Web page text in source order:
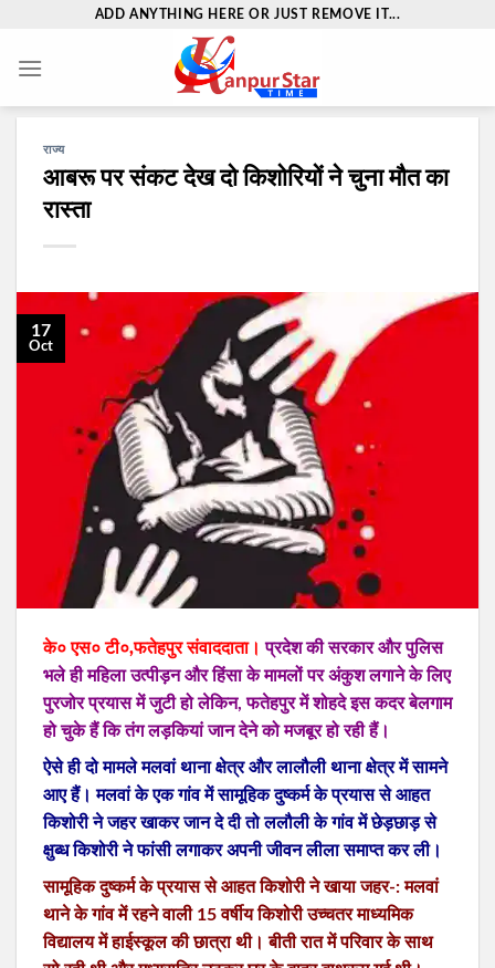
content
ADD ANYTHING HERE OR JUST REMOVE IT...
राज्य
आबरू पर संकट देख दो किशोरियों ने चुना मौत का
रास्ता
17
Oct
के० एस० टी०,फतेहपुर संवाददाता। प्रदेश की सरकार और पुलिस
भले ही महिला उत्पीड़न और हिंसा के मामलों पर अंकुश लगाने के लिए
पुरजोर प्रयास में जुटी हो लेकिन, फतेहपुर में शोहदे इस कदर बेलगाम
हो चुके हैं कि तंग लड़कियां जान देने को मजबूर हो रही हैं।
ऐसे ही दो मामले मलवां थाना क्षेत्र और लालौली थाना क्षेत्र में सामने
आए हैं। मलवां के एक गांव में सामूहिक दुष्कर्म के प्रयास से आहत
किशोरी ने जहर खाकर जान दे दी तो ललौली के गांव में छेड़छाड़ से
क्षुब्ध किशोरी ने फांसी लगाकर अपनी जीवन लीला समाप्त कर ली।
सामूहिक दुष्कर्म के प्रयास से आहत किशोरी ने खाया जहर-: मलवां
थाने के गांव में रहने वाली 15 वर्षीय किशोरी उच्चतर माध्यमिक
विद्यालय में हाईस्कूल की छात्रा थी। बीती रात में परिवार के साथ